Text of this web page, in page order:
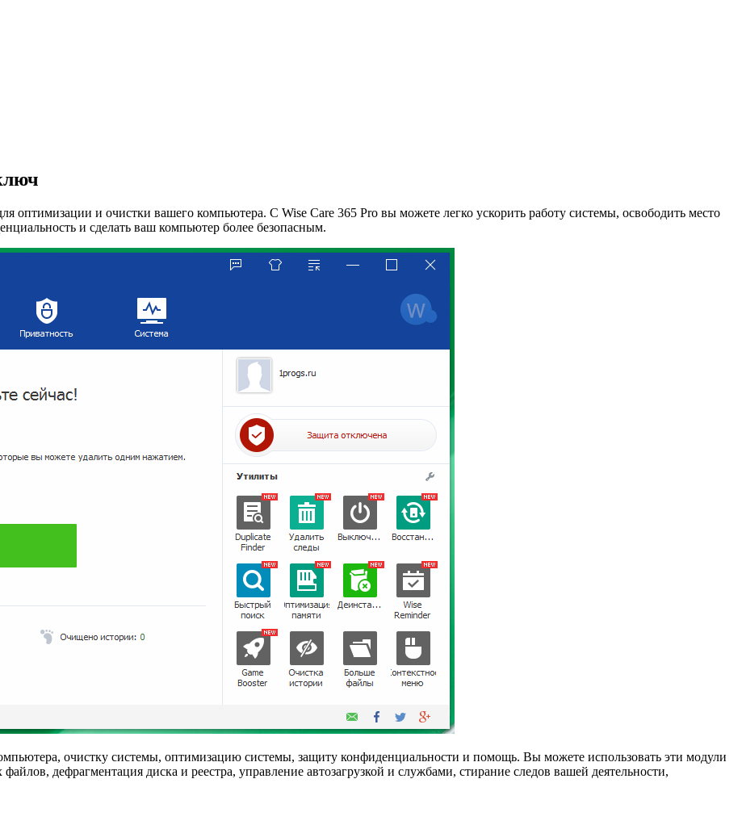
оптимизации и очистки вашего компьютера. С Wise Care 365 Pro вы можете легко ускорить работу системы, освободить место
и сделать ваш компьютер более безопасным.
очистку системы, оптимизацию системы, защиту конфиденциальности и помощь. Вы можете использовать эти модули
дефрагментация диска и реестра, управление автозагрузкой и службами, стирание следов вашей деятельности,